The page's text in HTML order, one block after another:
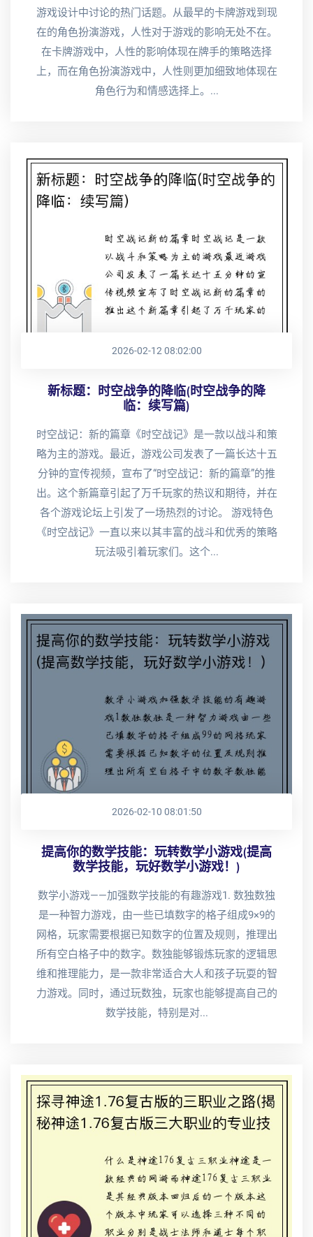
游戏设计中讨论的热门话题。从最早的卡牌游戏到现
在的角色扮演游戏，人性对于游戏的影响无处不在。
在卡牌游戏中，人性的影响体现在牌手的策略选择
上，而在角色扮演游戏中，人性则更加细致地体现在
角色行为和情感选择上。...
2026-02-12 08:02:00
新标题：时空战争的降临(时空战争的降
临：续写篇)
时空战记：新的篇章《时空战记》是一款以战斗和策
略为主的游戏。最近，游戏公司发表了一篇长达十五
分钟的宣传视频，宣布了“时空战记：新的篇章”的推
出。这个新篇章引起了万千玩家的热议和期待，并在
各个游戏论坛上引发了一场热烈的讨论。 游戏特色
《时空战记》一直以来以其丰富的战斗和优秀的策略
玩法吸引着玩家们。这个...
2026-02-10 08:01:50
提高你的数学技能：玩转数学小游戏(提高
数学技能，玩好数学小游戏！)
数学小游戏——加强数学技能的有趣游戏1. 数独数独
是一种智力游戏，由一些已填数字的格子组成9×9的
网格，玩家需要根据已知数字的位置及规则，推理出
所有空白格子中的数字。数独能够锻炼玩家的逻辑思
维和推理能力，是一款非常适合大人和孩子玩耍的智
力游戏。同时，通过玩数独，玩家也能够提高自己的
数学技能，特别是对...